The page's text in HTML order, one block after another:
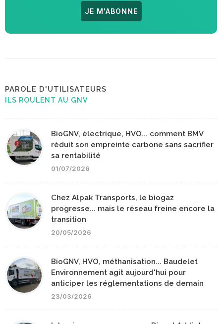
JE M'ABONNE
PAROLE D'UTILISATEURS
ILS ROULENT AU GNV
BioGNV, électrique, HVO... comment BMV
réduit son empreinte carbone sans sacrifier
sa rentabilité
01/07/2026
Chez Alpak Transports, le biogaz
progresse... mais le réseau freine encore la
transition
20/05/2026
BioGNV, HVO, méthanisation... Baudelet
Environnement agit aujourd'hui pour
anticiper les réglementations de demain
23/03/2026